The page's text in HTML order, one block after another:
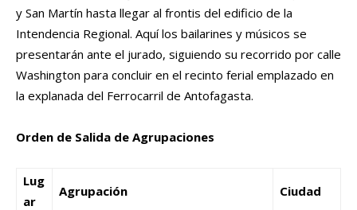
y San Martín hasta llegar al frontis del edificio de la
Intendencia Regional. Aquí los bailarines y músicos se
presentarán ante el jurado, siguiendo su recorrido por calle
Washington para concluir en el recinto ferial emplazado en
la explanada del Ferrocarril de Antofagasta.
Orden de Salida de Agrupaciones
Lug
ar
Agrupación Ciudad